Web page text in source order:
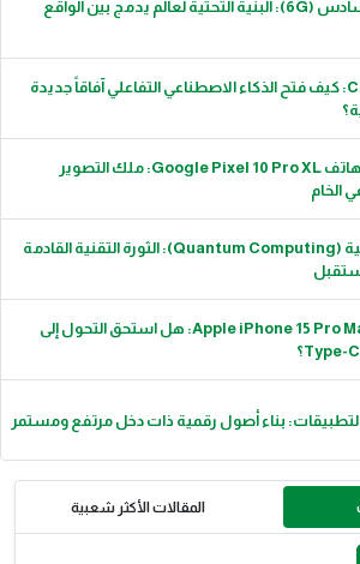
شبكات الجيل السادس (6G): البنية التحتية لعالم يدمج بين الواقع
تطبيق ChatGPT: كيف فتح الذكاء الاصطناعي التفاعلي آفاقاً جديدة
مراجعة شاملة لهاتف Google Pixel 10 Pro XL: ملك التصوير
الخام
الحوسبة الكمومية (Quantum Computing): الثورة التقنية القادمة
مراجعة هاتف Apple iPhone 15 Pro Max: هل استحق التحول إلى
بناء أصول رقمية ذات دخل مرتفع ومستمر
المقالات الأكثر شعبية